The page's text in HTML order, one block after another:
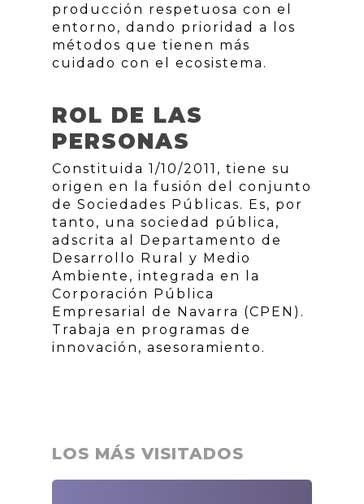
producción respetuosa con el
entorno, dando prioridad a los
métodos que tienen más
cuidado con el ecosistema.
ROL DE LAS
PERSONAS
Constituida 1/10/2011, tiene su
origen en la fusión del conjunto
de Sociedades Públicas. Es, por
tanto, una sociedad pública,
adscrita al Departamento de
Desarrollo Rural y Medio
Ambiente, integrada en la
Corporación Pública
Empresarial de Navarra (CPEN).
Trabaja en programas de
innovación, asesoramiento.
LOS MÁS VISITADOS